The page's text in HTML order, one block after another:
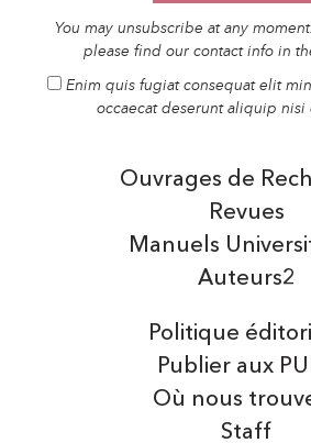
You may unsubscribe at any
please find our contact info in
Enim quis fugiat consequat elit
occaecat deserunt aliquip nisi
Auteurs2
Manuels
Ouvrages de
Revues
Politique
Publier aux
Où nous
Staff